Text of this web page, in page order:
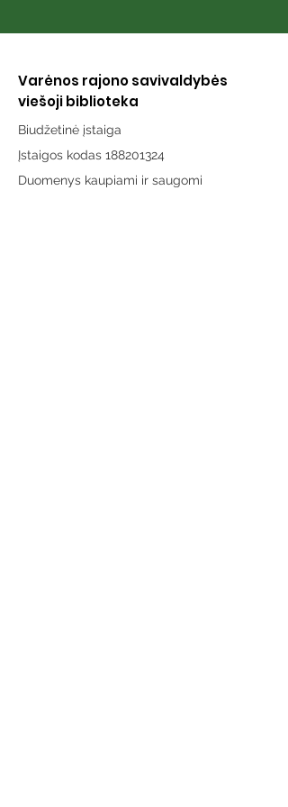
Varėnos rajono savivaldybės
viešoji biblioteka
Biudžetinė įstaiga
Įstaigos kodas 188201324
Duomenys kaupiami ir saugomi